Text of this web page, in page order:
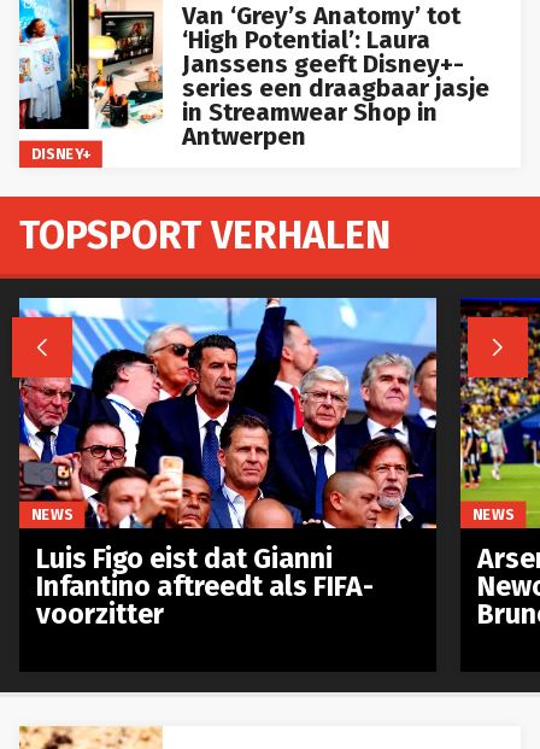
DISNEY+
Van ‘Grey’s Anatomy’ tot
‘High Potential’: Laura
Janssens geeft Disney+-
series een draagbaar jasje
in Streamwear Shop in
Antwerpen
TOPSPORT VERHALEN
 
NEWS
Luis Figo eist dat Gianni
Infantino aftreedt als FIFA-
voorzitter
NEWS